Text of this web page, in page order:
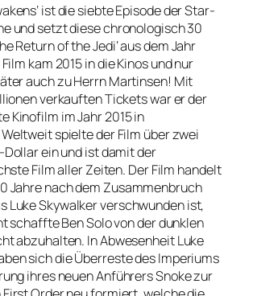
ist die siebte Episode der Star-
und setzt diese chronologisch 30
Return of the Jedi‘ aus dem Jahr
kam 2015 in die Kinos und nur
auch zu Herrn Martinsen! Mit
verkauften Tickets war er der
Kinofilm im Jahr 2015 in
spielte der Film über zwei
ein und ist damit der
Film aller Zeiten. Der Film handelt
Jahre nach dem Zusammenbruch
Luke Skywalker verschwunden ist,
schaffte Ben Solo von der dunklen
abzuhalten. In Abwesenheit Luke
sich die Überreste des Imperiums
ihres neuen Anführers Snoke zur